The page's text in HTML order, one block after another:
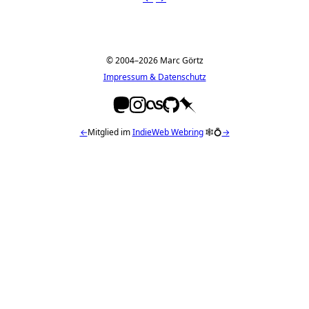
© 2004–2026 Marc Görtz
Impressum & Datenschutz
←Mitglied imIndieWeb Webring🕸💍→